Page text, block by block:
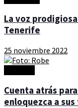
La voz
Tenerife
25 noviembre 2022
Cuenta atrás
enloquezca a